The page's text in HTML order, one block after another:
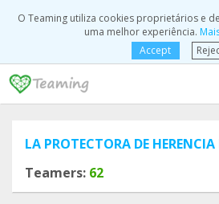
O Teaming utiliza cookies proprietários e
uma melhor experiência.
Accept
LA PROTECTORA DE
Teamers: 62